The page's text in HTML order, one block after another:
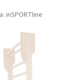
inSPORTline